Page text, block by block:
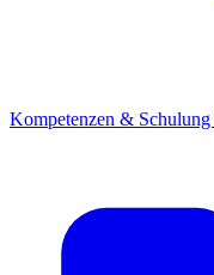
Kompetenzen & Schulung